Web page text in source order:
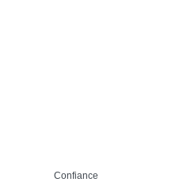
Confiance